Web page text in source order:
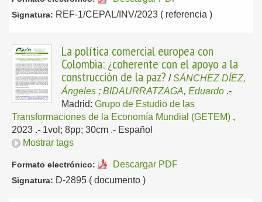
Signatura: REF-1/CEPAL/INV/2023 ( referencia )
La política comercial europea con
Colombia: ¿coherente con el apoyo a la
construcción de la paz? /SÁNCHEZ DÍEZ,
Ángeles ; BIDAURRATZAGA, Eduardo .-
Madrid: Grupo de Estudio de las
Transformaciones de la Economía Mundial (GETEM) ,
2023 .- 1vol; 8pp; 30cm .- Español
Mostrar tags
Formato electrónico: Descargar PDF
Signatura: D-2895 ( documento )